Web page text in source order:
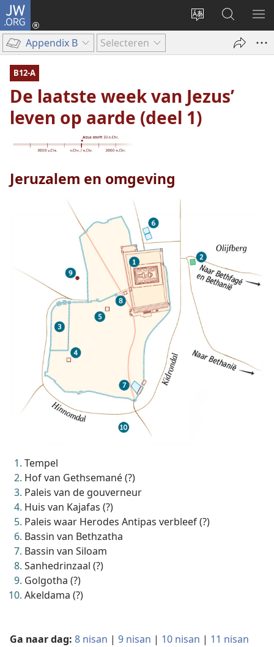
JW.ORG
Taal
wijzigen
Inloggen
(opent
Zoeken
op
JW.ORG
Appendix B Selecteren
B12-A
De laatste week van Jezus’
leven op aarde (deel 1)
Jeruzalem en omgeving
Tempel
Hof van Gethsemané (?)
Paleis van de gouverneur
Huis van Kajafas (?)
Paleis waar Herodes Antipas verbleef (?)
Bassin van Bethzatha
Bassin van Siloam
Sanhedrinzaal (?)
Golgotha (?)
Akeldama (?)
Ga naar dag: 8 nisan | 9 nisan | 10 nisan | 11 nisan